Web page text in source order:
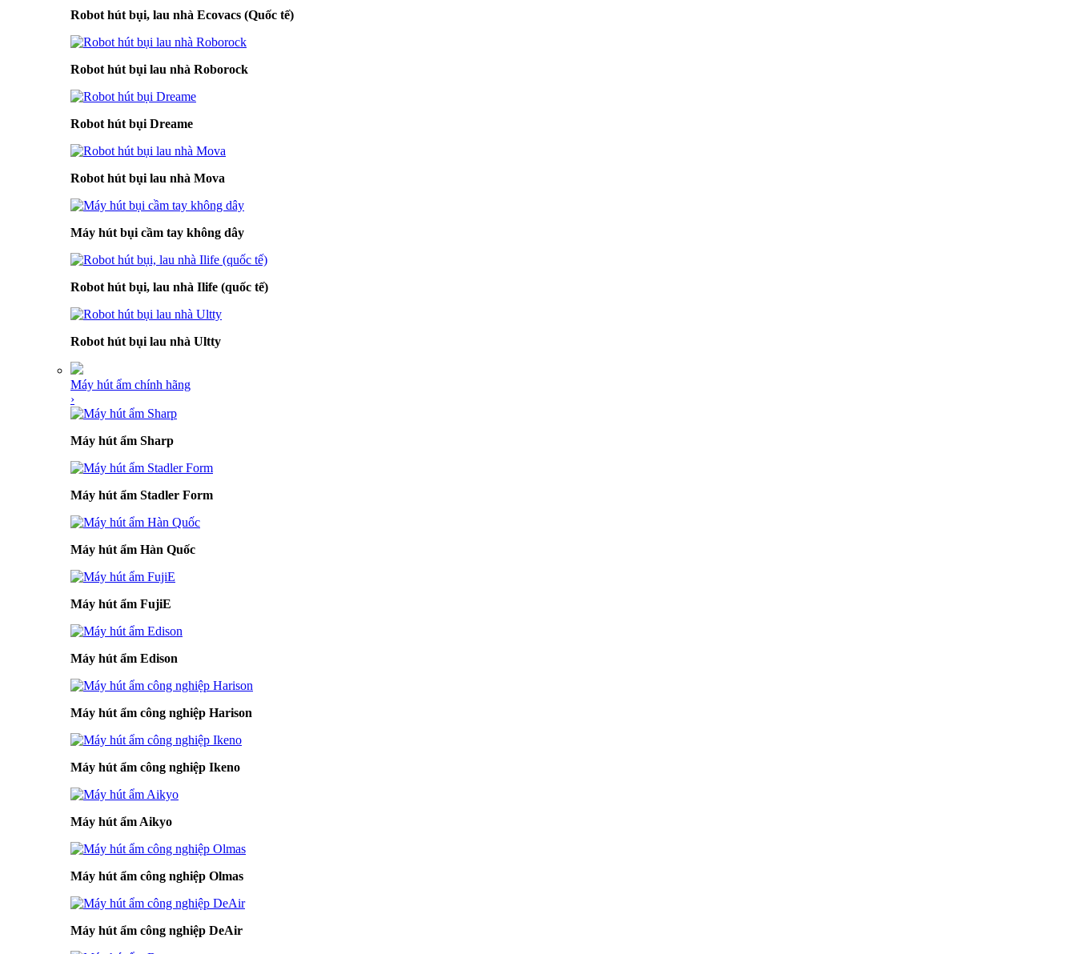
Robot hút bụi, lau nhà Ecovacs (Quốc tế)
Robot hút bụi lau nhà Roborock
Robot hút bụi Dreame
Robot hút bụi lau nhà Mova
Máy hút bụi cầm tay không dây
Robot hút bụi, lau nhà Ilife (quốc tế)
Robot hút bụi lau nhà Ultty
Máy hút ẩm chính hãng
›
Máy hút ẩm Sharp
Máy hút ẩm Stadler Form
Máy hút ẩm Hàn Quốc
Máy hút ẩm FujiE
Máy hút ẩm Edison
Máy hút ẩm công nghiệp Harison
Máy hút ẩm công nghiệp Ikeno
Máy hút ẩm Aikyo
Máy hút ẩm công nghiệp Olmas
Máy hút ẩm công nghiệp DeAir